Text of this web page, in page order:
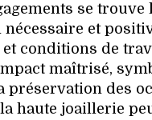
se
et
conditions de
maîtrisé,
des
haute joaillerie